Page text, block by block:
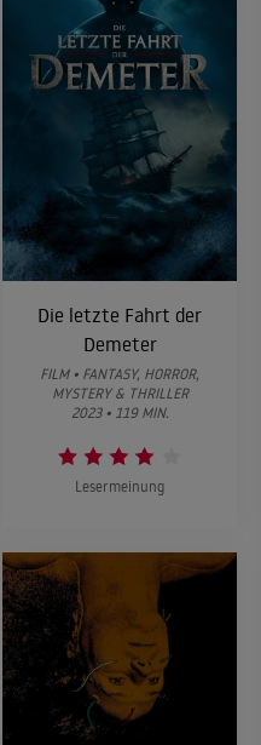
Die letzte Fahrt der
Demeter
FILM • FANTASY, HORROR,
MYSTERY & THRILLER
2023 • 119 MIN.
Lesermeinung